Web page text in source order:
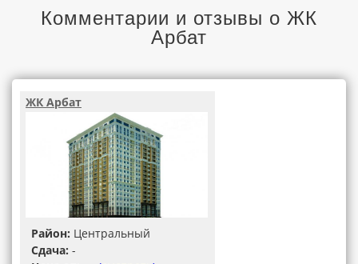
ВСЕ НОВОСТРОЙКИ
КАРТА НОВОСТРОЕК
ВСЕ КОТТЕДЖНЫЕ ПОСЕЛКИ
Комментарии и отзывы о ЖК
Арбат
ЖК Арбат
Район: Центральный
Сдача: -